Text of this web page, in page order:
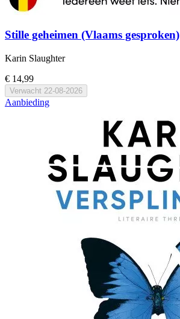
Stille geheimen (Vlaams gesproken)
Karin Slaughter
€ 14,99
Verwacht 22-08-2026
Aanbieding